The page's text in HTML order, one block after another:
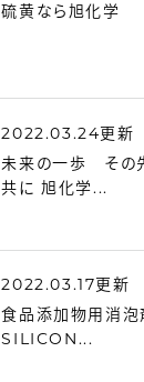
硫黄なら旭化学
2022.03.24更新
未来の一歩 その先
共に 旭化学...
2022.03.17更新
食品添加物用消泡
SILICON...